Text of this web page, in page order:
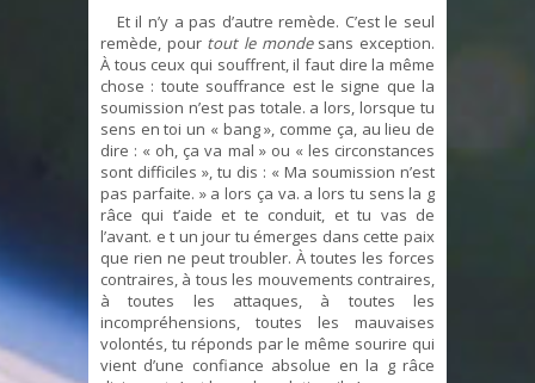
Et il n’y a pas d’autre remède. C’est le seul
remède, pour tout le mondesans exception.
À tous ceux qui souffrent, il faut dire la même
chose : toute souffrance est le signe que la
soumission n’est pas totale. a lors, lorsque tu
sens en toi un « bang », comme ça, au lieu de
dire : « oh, ça va mal » ou « les circonstances
sont difficiles », tu dis : « Ma soumission n’est
pas parfaite. » a lors ça va. a lors tu sens la g
râce qui t’aide et te conduit, et tu vas de
l’avant. e t un jour tu émerges dans cette paix
que rien ne peut troubler. À toutes les forces
contraires, à tous les mouvements contraires,
à toutes les attaques, à toutes les
incompréhensions, toutes les mauvaises
volontés, tu réponds par le même sourire qui
vient d’une confiance absolue en la g râce